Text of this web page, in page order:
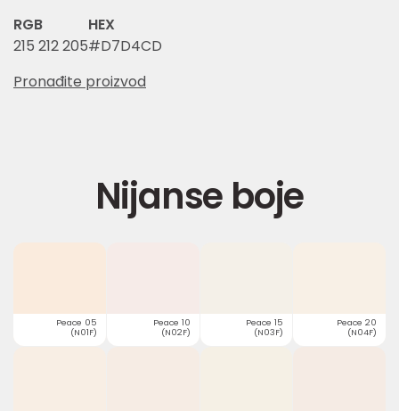
RGB
215 212 205
HEX
#D7D4CD
Pronađite proizvod
Nijanse boje
Peace 05
(N01F)
Peace 10
(N02F)
Peace 15
(N03F)
Peace 20
(N04F)